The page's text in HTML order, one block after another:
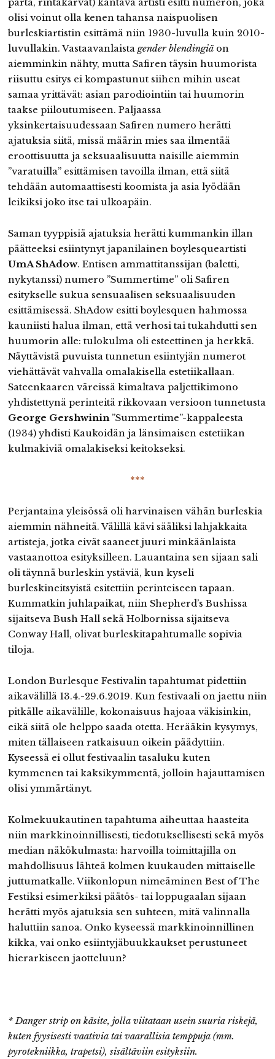
parta, rintakarvat) kantava artisti esitti numeron, joka
olisi voinut olla kenen tahansa naispuolisen
burleskiartistin esittämä niin 1930-luvulla kuin 2010-
luvullakin. Vastaavanlaista gender blendingiäon
aiemminkin nähty, mutta Safiren täysin huumorista
riisuttu esitys ei kompastunut siihen mihin useat
samaa yrittävät: asian parodiointiin tai huumorin
taakse piiloutumiseen. Paljaassa
yksinkertaisuudessaan Safiren numero herätti
ajatuksia siitä, missä määrin mies saa ilmentää
eroottisuutta ja seksuaalisuutta naisille aiemmin
”varatuilla” esittämisen tavoilla ilman, että siitä
tehdään automaattisesti koomista ja asia lyödään
leikiksi joko itse tai ulkoapäin.
Saman tyyppisiä ajatuksia herätti kummankin illan
päätteeksi esiintynyt japanilainen boylesqueartisti
UmA ShAdow. Entisen ammattitanssijan (baletti,
nykytanssi) numero ”Summertime” oli Safiren
esitykselle sukua sensuaalisen seksuaalisuuden
esittämisessä. ShAdow esitti boylesquen hahmossa
kauniisti halua ilman, että verhosi tai tukahdutti sen
huumorin alle: tulokulma oli esteettinen ja herkkä.
Näyttävistä puvuista tunnetun esiintyjän numerot
viehättävät vahvalla omalakisella estetiikallaan.
Sateenkaaren väreissä kimaltava paljettikimono
yhdistettynä perinteitä rikkovaan versioon tunnetusta
George Gershwinin”Summertime”-kappaleesta
(1934) yhdisti Kaukoidän ja länsimaisen estetiikan
kulmakiviä omalakiseksi keitokseksi.
***
Perjantaina yleisössä oli harvinaisen vähän burleskia
aiemmin nähneitä. Välillä kävi sääliksi lahjakkaita
artisteja, jotka eivät saaneet juuri minkäänlaista
vastaanottoa esityksilleen. Lauantaina sen sijaan sali
oli täynnä burleskin ystäviä, kun kyseli
burleskineitsyistä esitettiin perinteiseen tapaan.
Kummatkin juhlapaikat, niin Shepherd’s Bushissa
sijaitseva Bush Hall sekä Holbornissa sijaitseva
Conway Hall, olivat burleskitapahtumalle sopivia
tiloja.
London Burlesque Festivalin tapahtumat pidettiin
aikavälillä 13.4.-29.6.2019. Kun festivaali on jaettu niin
pitkälle aikavälille, kokonaisuus hajoaa väkisinkin,
eikä siitä ole helppo saada otetta. Herääkin kysymys,
miten tällaiseen ratkaisuun oikein päädyttiin.
Kyseessä ei ollut festivaalin tasaluku kuten
kymmenen tai kaksikymmentä, jolloin hajauttamisen
olisi ymmärtänyt.
Kolmekuukautinen tapahtuma aiheuttaa haasteita
niin markkinoinnillisesti, tiedotuksellisesti sekä myös
median näkökulmasta: harvoilla toimittajilla on
mahdollisuus lähteä kolmen kuukauden mittaiselle
juttumatkalle. Viikonlopun nimeäminen Best of The
Festiksi esimerkiksi päätös- tai loppugaalan sijaan
herätti myös ajatuksia sen suhteen, mitä valinnalla
haluttiin sanoa. Onko kyseessä markkinoinnillinen
kikka, vai onko esiintyjäbuukkaukset perustuneet
hierarkiseen jaotteluun?
* Danger strip on käsite, jolla viitataan usein suuria riskejä,
kuten fyysisesti vaativia tai vaarallisia temppuja (mm.
pyrotekniikka, trapetsi), sisältäviin esityksiin.